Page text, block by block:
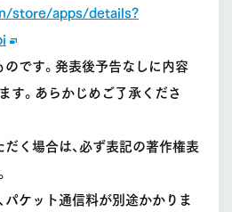
store/apps/details?
です。発表後予告なしに内容
す。あらかじめご了承くださ
く場合は、必ず表記の著作権表
ケット通信料が別途かかりま